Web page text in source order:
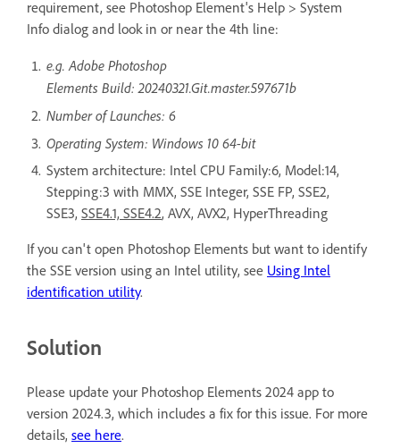
requirement, see Photoshop Element's Help > System
Info dialog and look in or near the 4th line:
e.g. Adobe Photoshop
Elements Build: 20240321.Git.master.597671b
Number of Launches: 6
Operating System: Windows 10 64-bit
System architecture: Intel CPU Family:6, Model:14,
Stepping:3 with MMX, SSE Integer, SSE FP, SSE2,
SSE3, SSE4.1, SSE4.2, AVX, AVX2, HyperThreading
If you can't open Photoshop Elements but want to identify
the SSE version using an Intel utility, see Using Intel
identification utility.
Solution
Please update your Photoshop Elements 2024 app to
version 2024.3, which includes a fix for this issue. For more
details, see here.